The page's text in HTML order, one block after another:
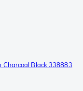
Charcoal Black 338883